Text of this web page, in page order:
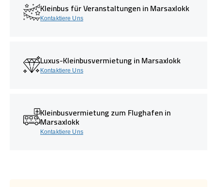
Kleinbus für Veranstaltungen in Marsaxlokk
Kontaktiere Uns
Luxus-Kleinbusvermietung in Marsaxlokk
Kontaktiere Uns
Kleinbusvermietung zum Flughafen in
Marsaxlokk
Kontaktiere Uns